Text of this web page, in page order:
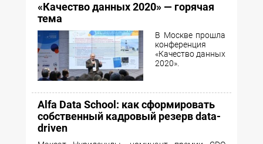
«Качество данных 2020» — горячая
тема
В Москве прошла
конференция
«Качество данных
2020».
Alfa Data School: как сформировать
собственный кадровый резерв data-
driven